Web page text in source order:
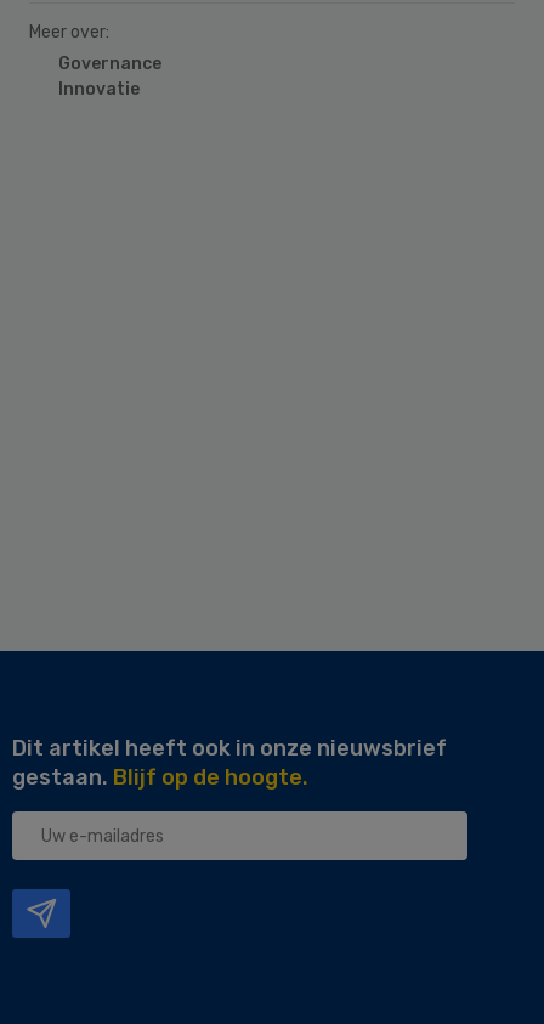
Meer over:
Governance
Innovatie
Dit artikel heeft ook in onze nieuwsbrief
gestaan. Blijf op de hoogte.
Uw